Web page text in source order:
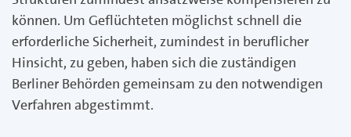
können. Um Geflüchteten möglichst schnell die
erforderliche Sicherheit, zumindest in beruflicher
Hinsicht, zu geben, haben sich die zuständigen
Berliner Behörden gemeinsam zu den notwendigen
Verfahren abgestimmt.